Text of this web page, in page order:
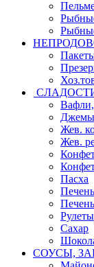
Жев.
Жев.
Пасха
Рулеты
Сахар
СОУСЫ,